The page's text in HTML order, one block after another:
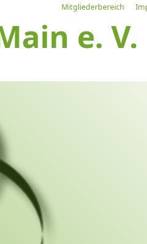
Mitgliederbereich
e. V.
Letzte